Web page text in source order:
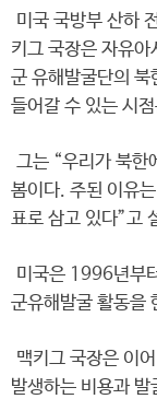
미국 국방부 산하
키그 국장은 자유
군 유해발굴단의 북
들어갈 수 있는 시
그는 “우리가 북한
봄이다. 주된 이유
표로 삼고 있다”고
미국은 1996년부
군유해발굴 활동을
맥키그 국장은 이
발생하는 비용과